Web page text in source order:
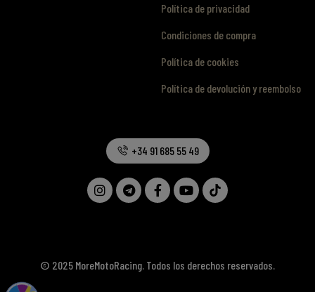
Política de privacidad
Condiciones de compra
Política de cookies
Política de devolución y reembolso
© 2025 MoreMotoRacing. Todos los derechos reservados.
+34 91 685 55 49